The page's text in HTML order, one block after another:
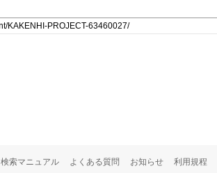
検索マニュアル よくある質問 お知らせ 利用規程